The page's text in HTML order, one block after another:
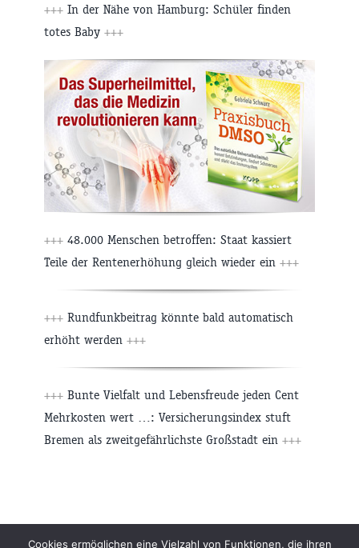
+++ In der Nähe von Hamburg: Schüler finden
totes Baby +++
+++ 48.000 Menschen betroffen: Staat kassiert
Teile der Rentenerhöhung gleich wieder ein +++
+++ Rundfunkbeitrag könnte bald automatisch
erhöht werden +++
+++ Bunte Vielfalt und Lebensfreude jeden Cent
Mehrkosten wert …: Versicherungsindex stuft
Bremen als zweitgefährlichste Großstadt ein +++
Beiträge Archiv Impressum Newsletter
Cookies ermöglichen eine Vielzahl von Funktionen, die ihren